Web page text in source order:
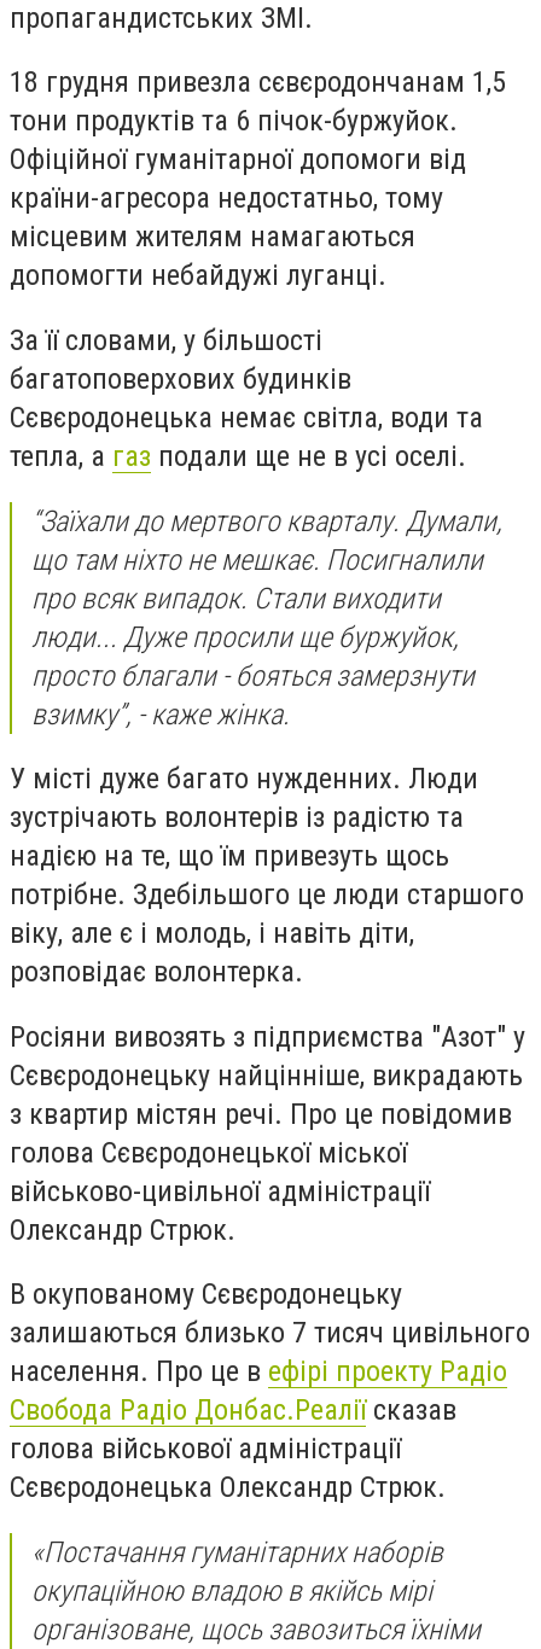
пропагандистських ЗМІ.
18 грудня привезла сєвєродончанам 1,5
тони продуктів та 6 пічок-буржуйок.
Офіційної гуманітарної допомоги від
країни-агресора недостатньо, тому
місцевим жителям намагаються
допомогти небайдужі луганці.
За її словами, у більшості
багатоповерхових будинків
Сєвєродонецька немає світла, води та
тепла, а газ подали ще не в усі оселі.
“Заїхали до мертвого кварталу. Думали,
що там ніхто не мешкає. Посигналили
про всяк випадок. Стали виходити
люди... Дуже просили ще буржуйок,
просто благали - бояться замерзнути
взимку”, - каже жінка.
У місті дуже багато нужденних. Люди
зустрічають волонтерів із радістю та
надією на те, що їм привезуть щось
потрібне. Здебільшого це люди старшого
віку, але є і молодь, і навіть діти,
розповідає волонтерка.
Росіяни вивозять з підприємства "Азот" у
Сєвєродонецьку найцінніше, викрадають
з квартир містян речі. Про це повідомив
голова Сєвєродонецької міської
військово-цивільної адміністрації
Олександр Стрюк.
В окупованому Сєвєродонецьку
залишаються близько 7 тисяч цивільного
населення. Про це в ефірі проекту Радіо
Свобода Радіо Донбас.Реаліїсказав
голова військової адміністрації
Сєвєродонецька Олександр Стрюк.
«Постачання гуманітарних наборів
окупаційною владою в якійсь мірі
організоване, щось завозиться їхніми